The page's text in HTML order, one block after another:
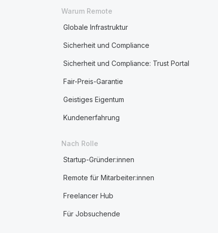
Warum Remote
Globale Infrastruktur
Sicherheit und Compliance
Sicherheit und Compliance: Trust Portal
Fair-Preis-Garantie
Geistiges Eigentum
Kundenerfahrung
Nach Rolle
Startup-Gründer:innen
Remote für Mitarbeiter:innen
Freelancer Hub
Für Jobsuchende